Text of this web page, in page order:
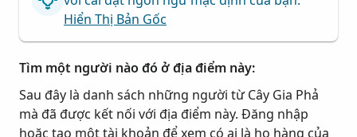
Hiển Thị Bản Gốc
Tìm một người nào đó ở địa điểm này:
Sau đây là danh sách những người từ Cây Gia Phả
mà đã được kết nối với địa điểm này. Đăng nhập
hoặc tạo một tài khoản để xem có ai là họ hàng của